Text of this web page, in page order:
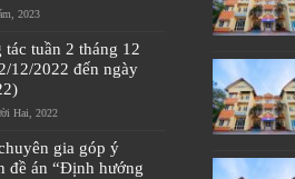
2023
tuần 2 tháng 12
12/2022 đến ngày
Hai, 2022
gia góp ý
đề án “Định hướng